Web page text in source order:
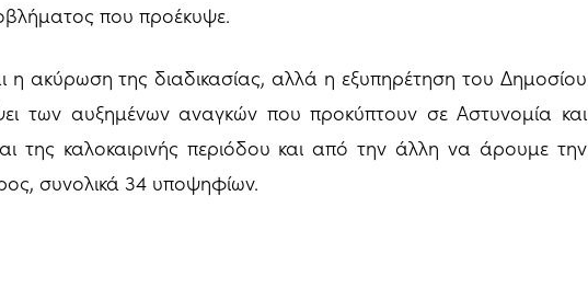
που προέκυψε.
ακύρωση της διαδικασίας, αλλά η εξυπηρέτηση του Δημοσίου
των αυξημένων αναγκών που προκύπτουν σε Αστυνομία και
της καλοκαιρινής περιόδου και από την άλλη να άρουμε την
συνολικά 34 υποψηφίων.